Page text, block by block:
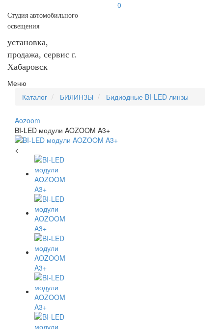
Студия автомобильного
освещения
установка,
продажа, сервис г.
Хабаровск
0
Меню
Каталог
БИЛИНЗЫ Бидиодные BI-LED линзы
Aozoom
BI-LED модули AOZOOM A3+
<